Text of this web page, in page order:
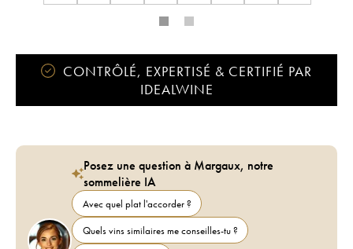
CONTRÔLÉ, EXPERTISÉ & CERTIFIÉ PAR
IDEALWINE
Posez une question à Margaux, notre
sommelière IA
Avec quel plat l'accorder ?
Quels vins similaires me conseilles-tu ?